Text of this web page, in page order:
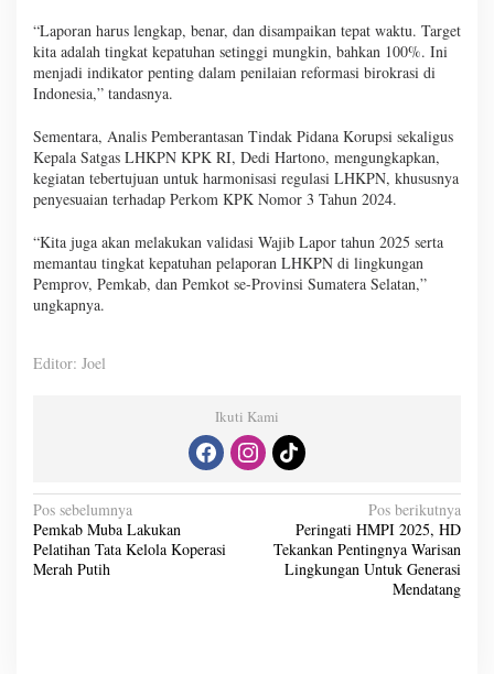
“Laporan harus lengkap, benar, dan disampaikan tepat waktu. Target
kita adalah tingkat kepatuhan setinggi mungkin, bahkan 100%. Ini
menjadi indikator penting dalam penilaian reformasi birokrasi di
Indonesia,” tandasnya.
Sementara, Analis Pemberantasan Tindak Pidana Korupsi sekaligus
Kepala Satgas LHKPN KPK RI, Dedi Hartono, mengungkapkan,
kegiatan tebertujuan untuk harmonisasi regulasi LHKPN, khususnya
penyesuaian terhadap Perkom KPK Nomor 3 Tahun 2024.
“Kita juga akan melakukan validasi Wajib Lapor tahun 2025 serta
memantau tingkat kepatuhan pelaporan LHKPN di lingkungan
Pemprov, Pemkab, dan Pemkot se-Provinsi Sumatera Selatan,”
ungkapnya.
Editor: Joel
Ikuti Kami
N
a
v
Pos sebelumnya
Pemkab Muba Lakukan
Pelatihan Tata Kelola Koperasi
Merah Putih
Pos berikutnya
Peringati HMPI 2025, HD
Tekankan Pentingnya Warisan
Lingkungan Untuk Generasi
Mendatang